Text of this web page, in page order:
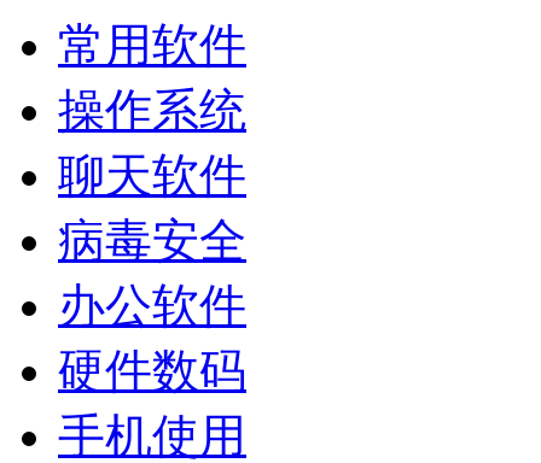
常用软件
操作系统
聊天软件
病毒安全
办公软件
硬件数码
手机使用